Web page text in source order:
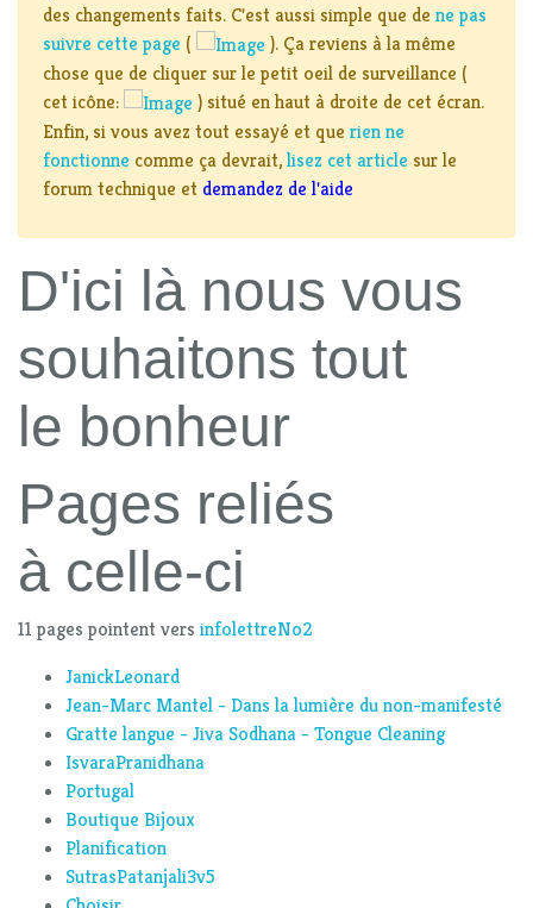
des changements faits. C'est aussi simple que de ne pas
suivre cette page (
). Ça reviens à la même
chose que de cliquer sur le petit oeil de surveillance (
cet icône:
) situé en haut à droite de cet écran.
Enfin, si vous avez tout essayé et que rien ne
fonctionne comme ça devrait,lisez cet article sur le
forum technique et demandez de l'aide
D'ici là nous vous
souhaitons tout
le bonheur
Pages reliés
à celle-ci
11 pages pointent vers infolettreNo2
JanickLeonard
Jean-Marc Mantel - Dans la lumière du non-manifesté
Gratte langue - Jiva Sodhana - Tongue Cleaning
IsvaraPranidhana
Portugal
Boutique Bijoux
Planification
SutrasPatanjali3v5